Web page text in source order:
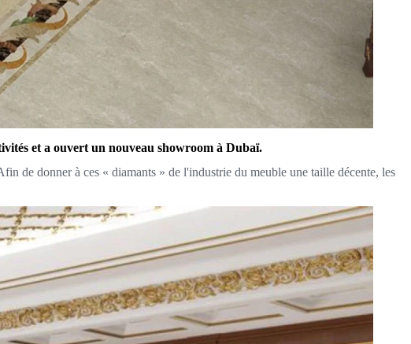
et a ouvert un nouveau showroom à Dubaï.
de donner à ces « diamants » de l'industrie du meuble une taille décente, les